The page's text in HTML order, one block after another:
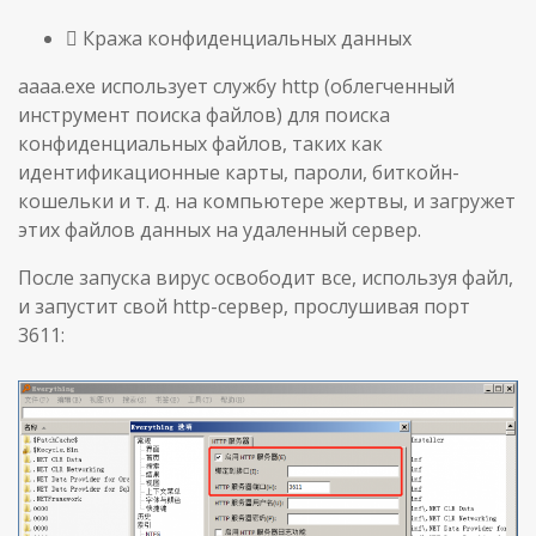
 Кража конфиденциальных данных
aaaa.exe использует службу http (облегченный
инструмент поиска файлов) для поиска
конфиденциальных файлов, таких как
идентификационные карты, пароли, биткойн-
кошельки и т. д. на компьютере жертвы, и загружет
этих файлов данных на удаленный сервер.
После запуска вирус освободит все, используя файл,
и запустит свой http-сервер, прослушивая порт
3611: